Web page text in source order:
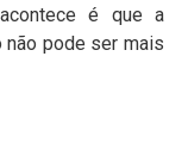
é que a
não pode ser mais